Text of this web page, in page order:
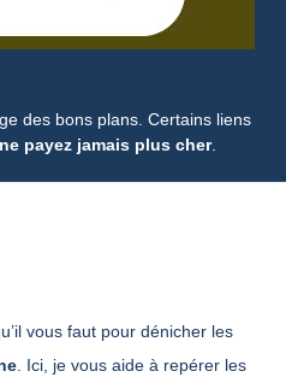
des bons plans. Certains liens
payez jamais plus cher.
vous faut pour dénicher les
. Ici, je vous aide à repérer les